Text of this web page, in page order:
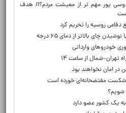
پور مهم تر از معیشت مردم؟!/ هدف
چای بالاتر از دمای ۶۵ درجه
خودروهای وارداتی
تهران–شمال از ساعت ۱۴
در امان نخواهند بود
شکست مفتضحانه‌ای خورده است
شویم؟
یک کشور عضو دارد